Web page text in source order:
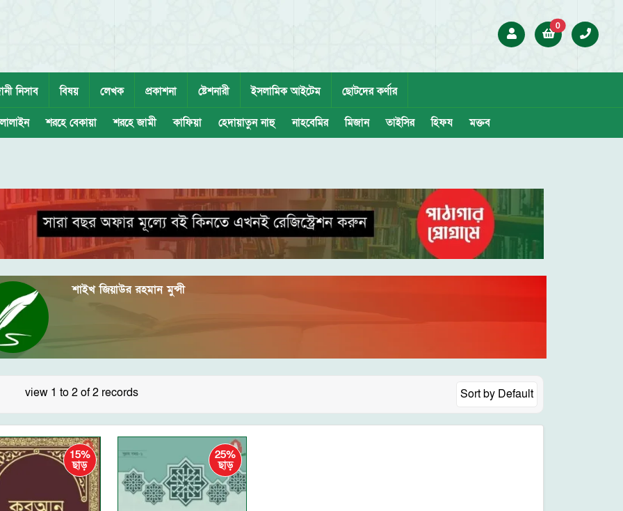
0
নিসাব বিষয় লেখক প্রকাশনা ষ্টেশনারী ইসলামিক আইটেম ছোটদের কর্ণার
শরহে বেকায়া শরহে জামী কাফিয়া হেদায়াতুন নাহু নাহবেমির মিজান তাইসির হিফয মক্তব
শাইখ জিয়াউর রহমান মুন্সী
view 1 to 2 of 2 records Sort by Default
15%
ছাড়
25%
ছাড়